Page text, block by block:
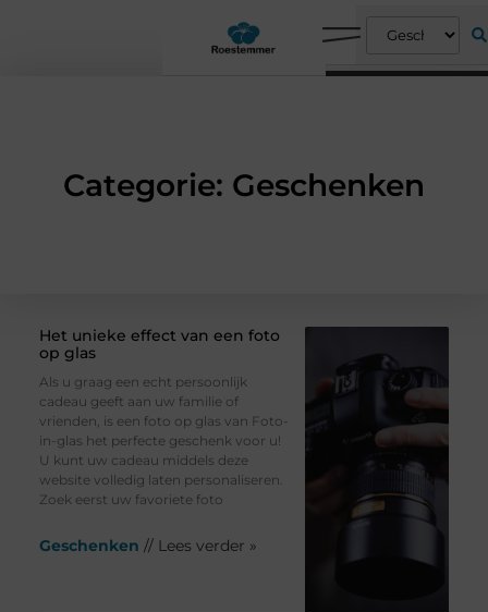
Categorie: Geschenken
Het unieke effect van een foto
op glas
Als u graag een echt persoonlijk
cadeau geeft aan uw familie of
vrienden, is een foto op glas van Foto-
in-glas het perfecte geschenk voor u!
U kunt uw cadeau middels deze
website volledig laten personaliseren.
Zoek eerst uw favoriete foto
Geschenken // Lees verder »